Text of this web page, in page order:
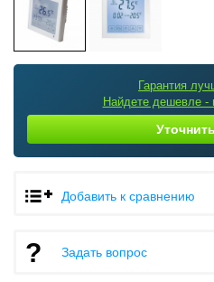
Гарантия
Найдете дешевле -
Добавить к сравнению
Задать вопрос